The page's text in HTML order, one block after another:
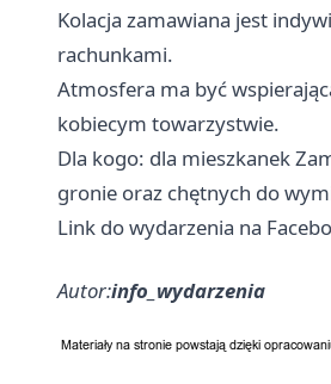
Kolacja zamawiana jest
rachunkami.
Atmosfera ma być
kobiecym towarzystwie.
Dla kogo: dla mieszkanek
gronie oraz chętnych do
Link do wydarzenia na
Autor:info_wydarzenia